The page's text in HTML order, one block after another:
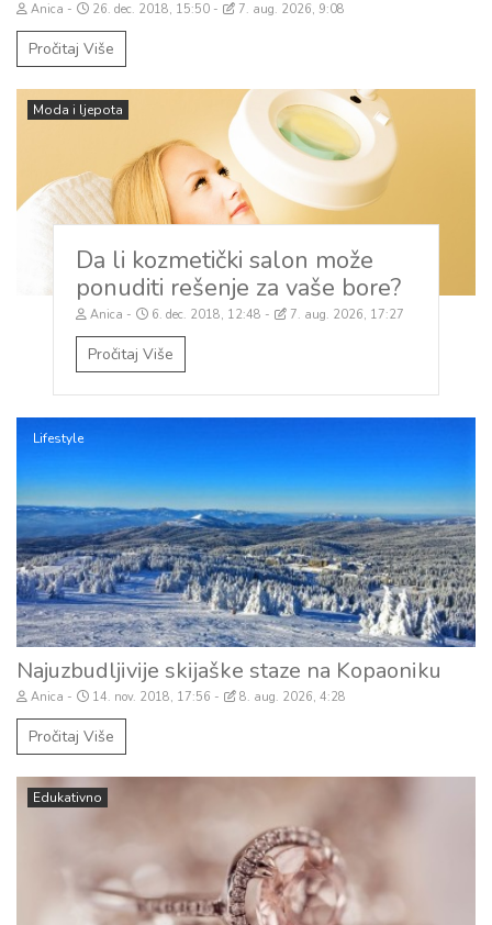
Anica 26. dec. 2018, 15:50 7. aug. 2026, 9:08
Pročitaj Više
Moda i ljepota
Da li kozmetički salon može
ponuditi rešenje za vaše bore?
Anica 6. dec. 2018, 12:48 7. aug. 2026, 17:27
Pročitaj Više
Lifestyle
Najuzbudljivije skijaške staze na Kopaoniku
Anica 14. nov. 2018, 17:56 8. aug. 2026, 4:28
Pročitaj Više
Edukativno